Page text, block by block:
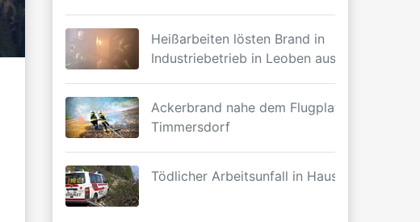
Heißarbeiten lösten Brand in
Industriebetrieb in Leoben aus
Ackerbrand nahe dem Flugplatz
Timmersdorf
Tödlicher Arbeitsunfall in Haus